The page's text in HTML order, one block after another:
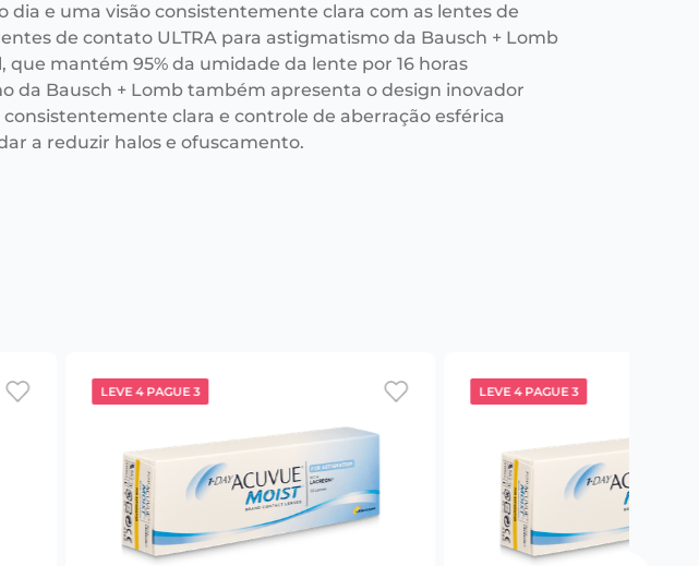
e uma visão consistentemente clara com as lentes de
de contato ULTRA para astigmatismo da Bausch + Lomb
mantém 95% da umidade da lente por 16 horas
da Bausch + Lomb também apresenta o design inovador
clara e controle de aberração esférica
a reduzir halos e ofuscamento.
LEVE 4 PAGUE 3 LEVE 4 PAGUE 3